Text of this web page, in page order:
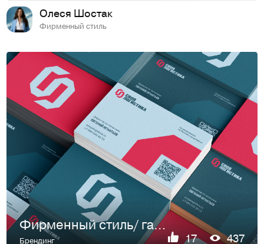
Олеся Шостак
Фирменный стиль
Фирменный стиль/ гайдлайн для логистической компании
Брендинг 17 437